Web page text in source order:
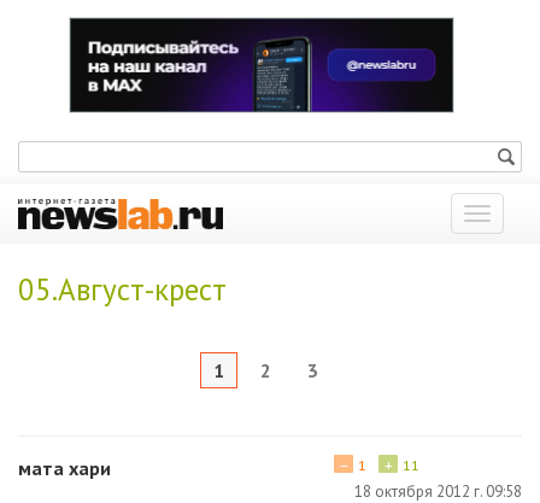
Показать
меню
05.Август-крест
1 2 3
мата хари + 11
− 1
18 октября 2012 г. 09:58